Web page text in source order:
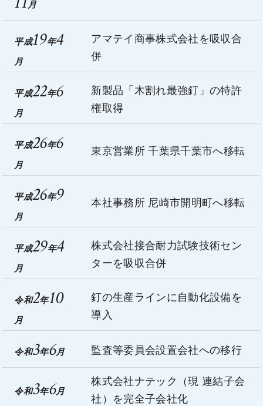
月
平成19年4
月
アマテイ商事株式会社を吸収合
併
平成22年6
月
新製品「木割れ最強釘」の特許
権取得
平成26年6
月
東京営業所 千葉県千葉市へ移転
平成26年9
月
本社事務所 尼崎市開明町へ移転
平成29年4
月
株式会社接合耐力試験技術セン
ターを吸収合併
令和2年10
月
釘の生産ラインに自動化設備を
導入
令和3年6月 監査等委員会設置会社への移行
令和3年6月
株式会社ナテック（現 連結子会
社）を完全子会社化